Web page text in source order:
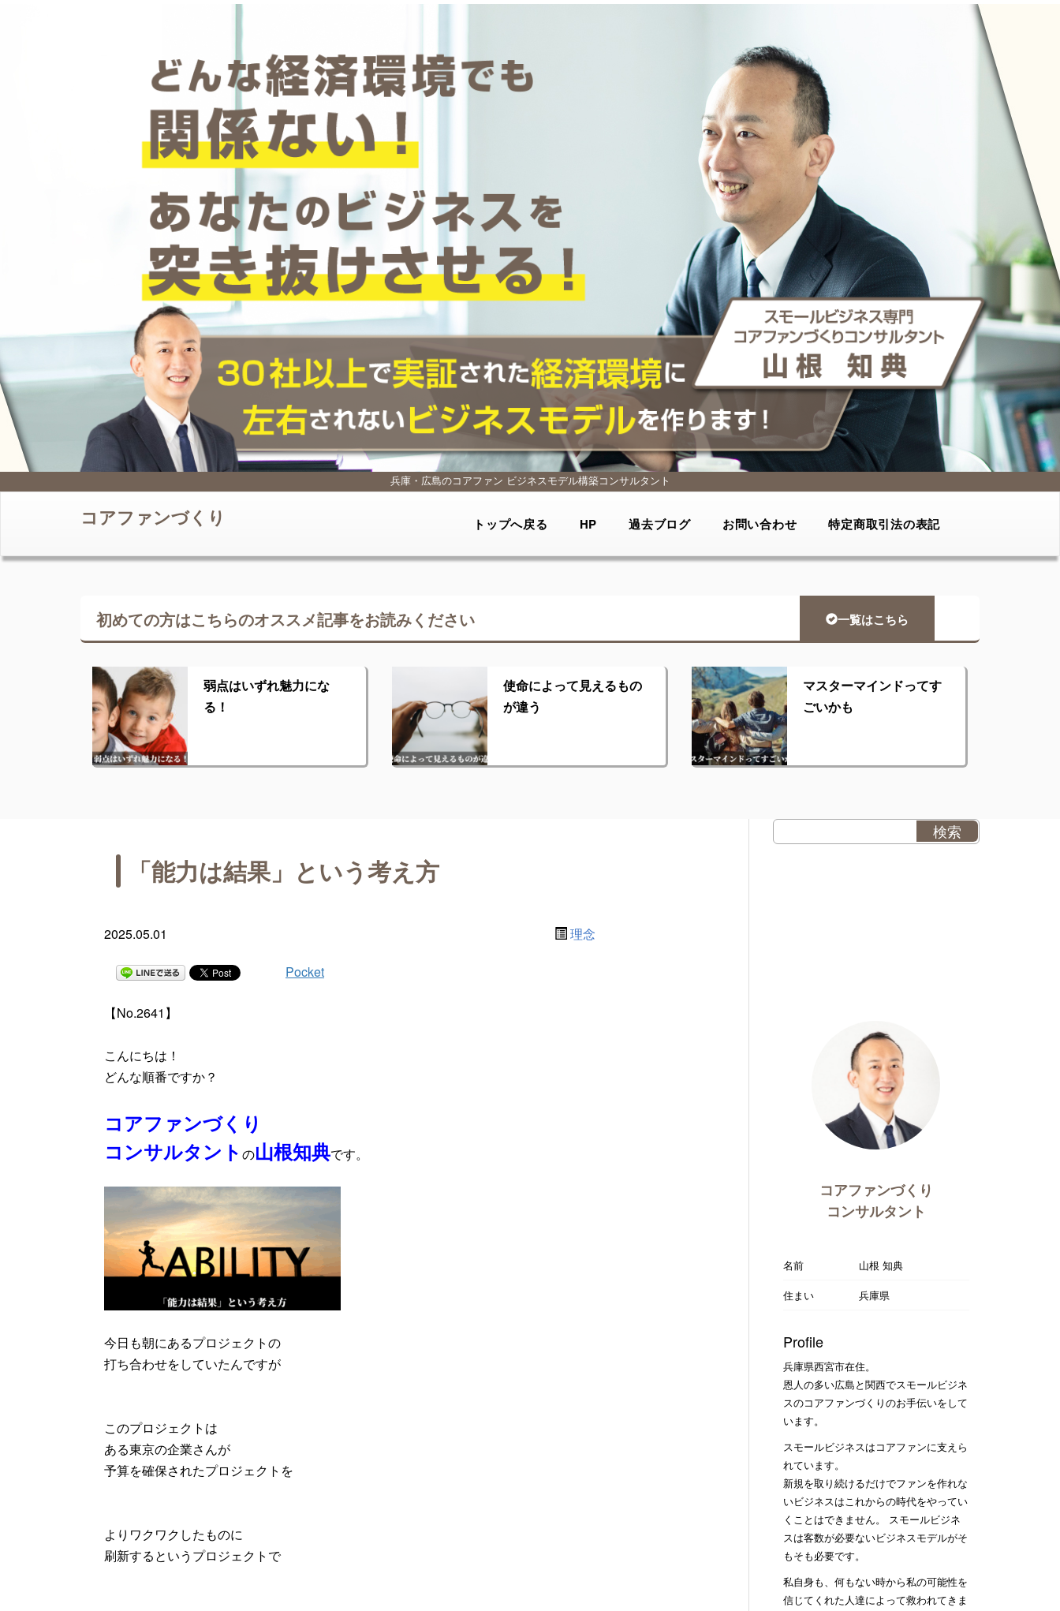
兵庫・広島のコアファン ビジネスモデル構築コンサルタント
コアファンづくり トップへ戻る HP 過去ブログ お問い合わせ 特定商取引法の表記
初めての方はこちらのオススメ記事をお読みください 一覧はこちら
弱点はいずれ魅力にな
る！
使命によって見えるもの
が違う
マスターマインドってす
ごいかも
「能力は結果」という考え方
2025.05.01 理念
Pocket
【No.2641】
こんにちは！
どんな順番ですか？
コアファンづくり
コンサルタント の山根知典です。
今日も朝にあるプロジェクトの
打ち合わせをしていたんですが
このプロジェクトは
ある東京の企業さんが
予算を確保されたプロジェクトを
よりワクワクしたものに
刷新するというプロジェクトで
コアファンづくり
コンサルタント
名前
山根 知典
住まい
兵庫県
Profile
兵庫県西宮市在住。
恩人の多い広島と関西でスモールビジネ
スのコアファンづくりのお手伝いをして
います。
スモールビジネスはコアファンに支えら
れています。
新規を取り続けるだけでファンを作れな
いビジネスはこれからの時代をやってい
くことはできません。 スモールビジネ
スは客数が必要ないビジネスモデルがそ
もそも必要です。
私自身も、何もない時から私の可能性を
信じてくれた人達によって救われてきま